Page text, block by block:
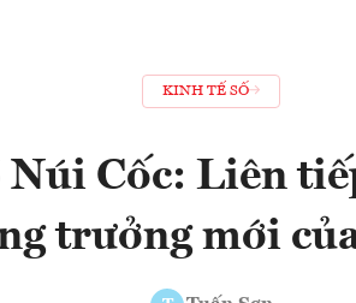
KINH TẾ SỐ
Cốc: Liên
trưởng mới